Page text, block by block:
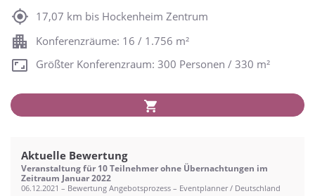
17,07 km bis Hockenheim Zentrum
Konferenzräume: 16 / 1.756 m²
Größter Konferenzraum: 300 Personen / 330 m²
Aktuelle Bewertung
Veranstaltung für 10 Teilnehmer ohne Übernachtungen im
Zeitraum Januar 2022
06.12.2021 – Bewertung Angebotsprozess – Eventplanner / Deutschland